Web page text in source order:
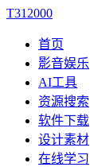
T312000
首页
影音娱乐
AI工具
资源搜索
软件下载
设计素材
在线学习